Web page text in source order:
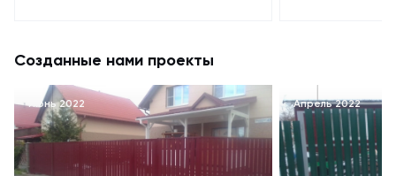
Созданные нами проекты
Июнь 2022 Апрель 2022